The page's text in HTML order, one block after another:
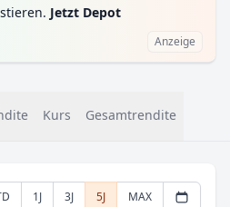
Jetzt Depot
Anzeige
Kurs Gesamtrendite
1J 3J 5J MAX